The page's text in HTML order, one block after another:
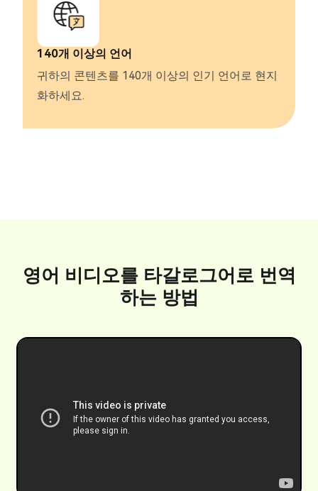
140개 이상의 언어
귀하의 콘텐츠를 140개 이상의 인기 언어로 현지
화하세요.
영어 비디오를 타갈로그어로 번역
하는 방법